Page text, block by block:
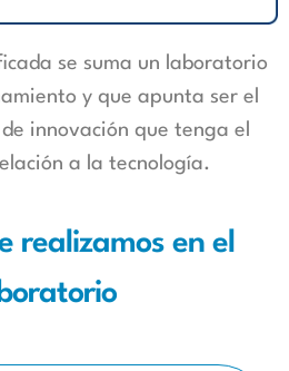
se suma un laboratorio
y que apunta ser el
innovación que tenga el
a la tecnología.
realizamos en el